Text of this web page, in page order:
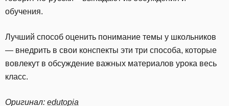
обучения.
Лучший способ оценить понимание темы у школьников
— внедрить в свои конспекты эти три способа, которые
вовлекут в обсуждение важных материалов урока весь
класс.
Оригинал: edutopia